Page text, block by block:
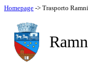
Homepage -> Trasporto